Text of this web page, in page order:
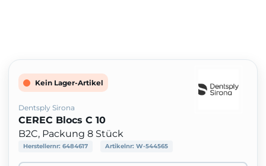
Kein Lager-Artikel
Dentsply Sirona
CEREC Blocs C 10
B2C, Packung 8 Stück
Herstellernr: 6484617 Artikelnr: W-544565